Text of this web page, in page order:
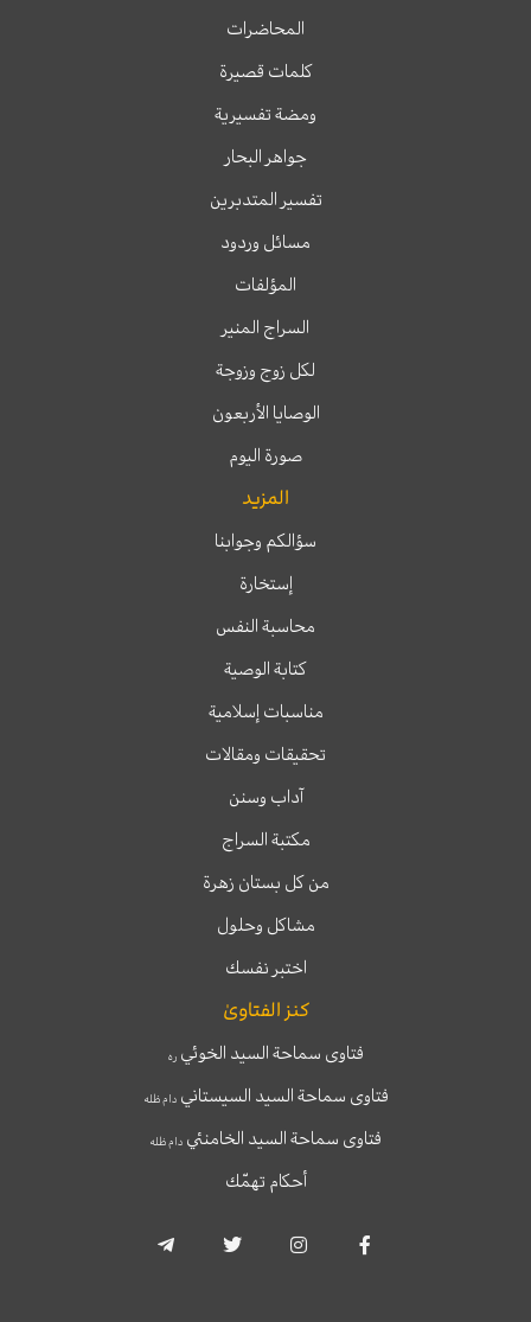
المحاضرات
كلمات قصيرة
ومضة تفسيرية
جواهر البحار
تفسير المتدبرين
مسائل وردود
المؤلفات
السراج المنير
لكل زوج وزوجة
الوصايا الأربعون
صورة اليوم
المزيد
سؤالكم وجوابنا
إستخارة
محاسبة النفس
كتابة الوصية
مناسبات إسلامية
تحقيقات ومقالات
آداب وسنن
مكتبة السراج
من كل بستان زهرة
مشاكل وحلول
اختبر نفسك
كنز الفتاوىٰ
فتاوى سماحة السيد الخوئيره
فتاوى سماحة السيد السيستانيدام ظله
فتاوى سماحة السيد الخامنئي دام ظله
أحكام تهمّك
a
c
s
i
l